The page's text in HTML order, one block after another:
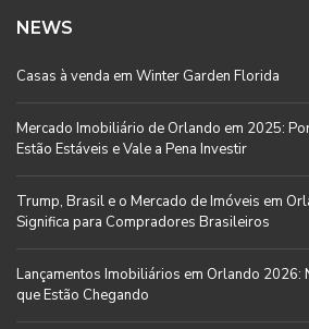
NEWS
Casas à venda em Winter Garden Florida
Mercado Imobiliário de Orlando em 2025:
Estão Estáveis e Vale a Pena Investir
Trump, Brasil e o Mercado de Imóveis em
Significa para Compradores Brasileiros
Lançamentos Imobiliários em Orlando 2026:
que Estão Chegando